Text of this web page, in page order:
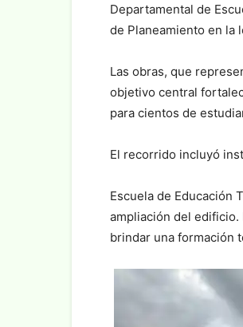
Departamental de
de Planeamiento en la
Las obras, que
objetivo central
para cientos de
El recorrido incluyó
Escuela de Educación
ampliación del
brindar una formación